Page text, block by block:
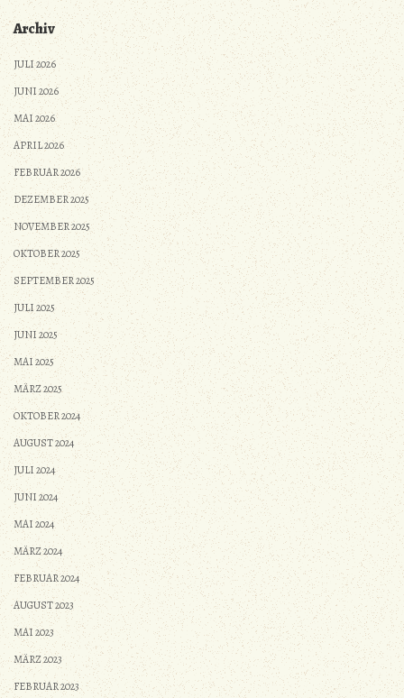
Archiv
JULI 2026
JUNI 2026
MAI 2026
APRIL 2026
FEBRUAR 2026
DEZEMBER 2025
NOVEMBER 2025
OKTOBER 2025
SEPTEMBER 2025
JULI 2025
JUNI 2025
MAI 2025
MÄRZ 2025
OKTOBER 2024
AUGUST 2024
JULI 2024
JUNI 2024
MAI 2024
MÄRZ 2024
FEBRUAR 2024
AUGUST 2023
MAI 2023
MÄRZ 2023
FEBRUAR 2023